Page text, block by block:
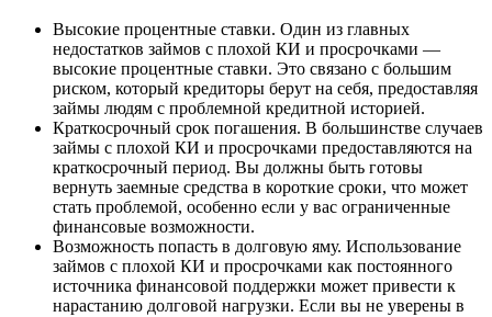
Высокие процентные ставки. Один из главных
недостатков займов с плохой КИ и просрочками —
высокие процентные ставки. Это связано с большим
риском, который кредиторы берут на себя, предоставляя
займы людям с проблемной кредитной историей.
Краткосрочный срок погашения. В большинстве случаев
займы с плохой КИ и просрочками предоставляются на
краткосрочный период. Вы должны быть готовы
вернуть заемные средства в короткие сроки, что может
стать проблемой, особенно если у вас ограниченные
финансовые возможности.
Возможность попасть в долговую яму. Использование
займов с плохой КИ и просрочками как постоянного
источника финансовой поддержки может привести к
нарастанию долговой нагрузки. Если вы не уверены в